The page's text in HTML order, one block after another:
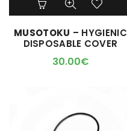
MUSOTOKU – HYGIENIC
DISPOSABLE COVER
30.00€